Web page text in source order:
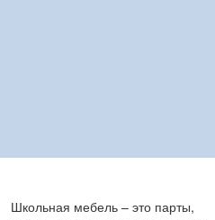
Школьная мебель – это парты,